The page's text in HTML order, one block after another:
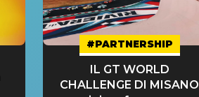
#PARTNERSHIP
IL GT WORLD
CHALLENGE DI MISANO